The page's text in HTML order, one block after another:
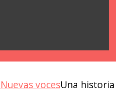
Nuevas vocesUna historia